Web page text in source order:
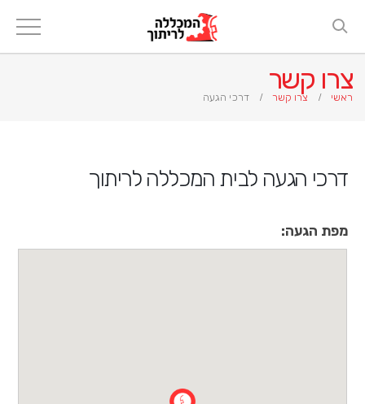
צרו קשר
ראשי צרו קשר דרכי הגעה
דרכי הגעה לבית המכללה לריתוך
מפת הגעה: